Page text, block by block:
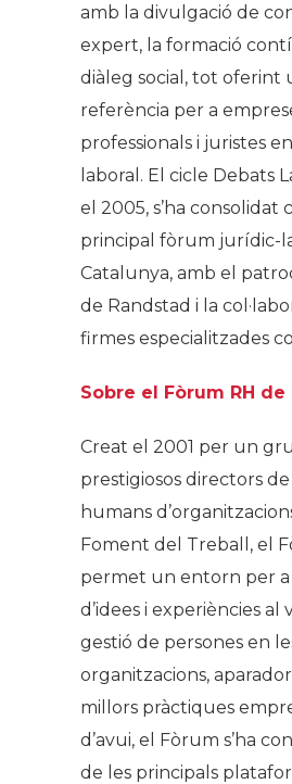
amb la divulgació de
expert, la formació
diàleg social, tot oferint
referència per a
professionals i juristes
laboral. El cicle Debats
el 2005, s’ha consolidat
principal fòrum jurídic-
Catalunya, amb el
de Randstad i la
firmes especialitzades
Sobre el Fòrum RH
Creat el 2001 per un
prestigiosos directors
humans
Foment del Treball, el
permet un entorn per a
d’idees i experiències al
gestió de persones en
organitzacions,
millors pràctiques
d’avui, el Fòrum s’ha
de les principals